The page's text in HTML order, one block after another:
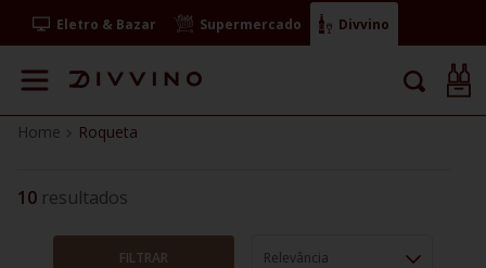
Eletro & Bazar Supermercado Divvino
Roqueta
10
FILTRAR Relevância